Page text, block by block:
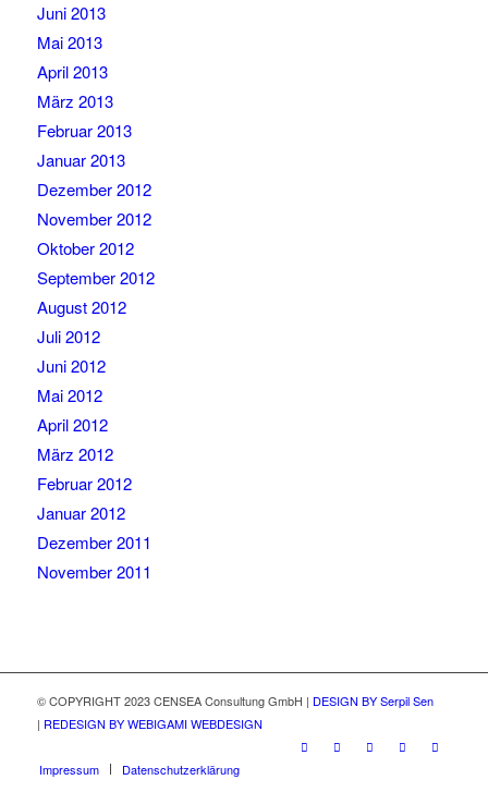
Juni 2013
Mai 2013
April 2013
März 2013
Februar 2013
Januar 2013
Dezember 2012
November 2012
Oktober 2012
September 2012
August 2012
Juli 2012
Juni 2012
Mai 2012
April 2012
März 2012
Februar 2012
Januar 2012
Dezember 2011
November 2011
© COPYRIGHT 2023 CENSEA Consultung GmbH | DESIGN BY Serpil Sen
| REDESIGN BY WEBIGAMI WEBDESIGN
Impressum Datenschutzerklärung